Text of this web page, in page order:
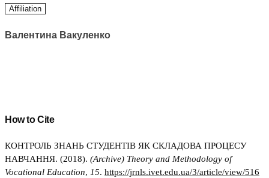
Affiliation
Валентина Вакуленко
How to Cite
КОНТРОЛЬ ЗНАНЬ СТУДЕНТІВ ЯК СКЛАДОВА ПРОЦЕСУ
НАВЧАННЯ. (2018). (Archive) Theory and Methodology of
Vocational Education, 15. https://jrnls.ivet.edu.ua/3/article/view/516